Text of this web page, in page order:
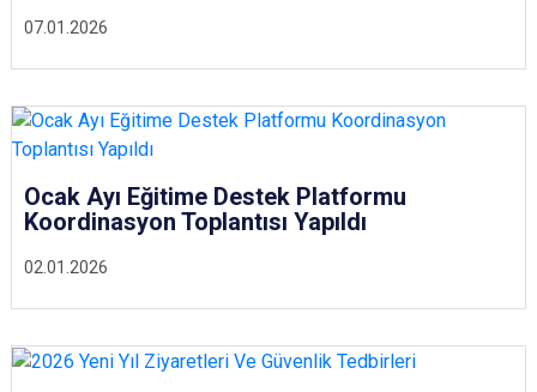
07.01.2026
02.01.2026
Ocak Ayı Eğitime Destek Platformu
Koordinasyon Toplantısı Yapıldı